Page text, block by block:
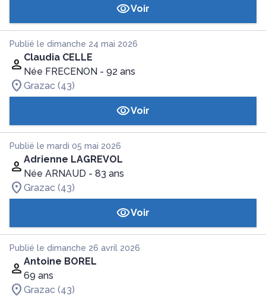
Voir
Publié le dimanche 24 mai 2026
Claudia CELLE
Née FRECENON - 92 ans
Grazac (43)
Voir
Publié le mardi 05 mai 2026
Adrienne LAGREVOL
Née ARNAUD - 83 ans
Grazac (43)
Voir
Publié le dimanche 26 avril 2026
Antoine BOREL
69 ans
Grazac (43)